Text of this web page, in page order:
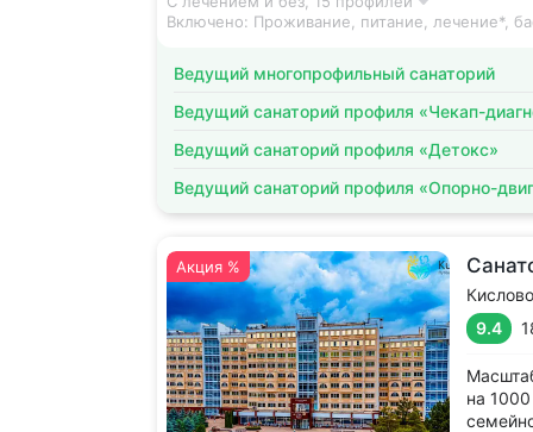
Включено: Проживание, питание, лечение*,
Ведущий многопрофильный санаторий
Ведущий санаторий профиля «Чекап-
Ведущий санаторий профиля «Детокс»
Ведущий санаторий профиля «Опорно-
Акция %
9.4
на